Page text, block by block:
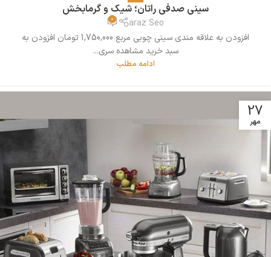
سینی صدفی راتان؛ شیک و گرمابخش
araz Seo
0
افزودن به علاقه مندی سینی چوبی مربع 1,750,000 تومان افزودن به
سبد خرید مشاهده سری...
ادامه مطلب
27
مهر